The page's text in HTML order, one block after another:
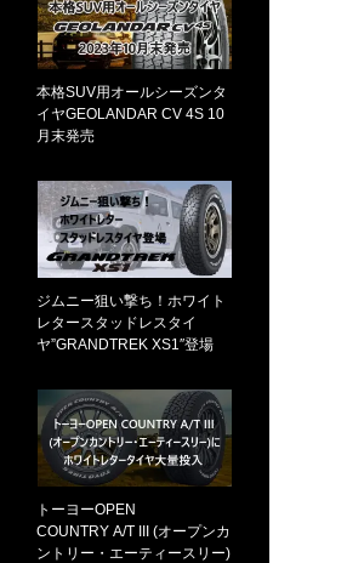
本格SUV用オールシーズンタ
イヤGEOLANDAR CV 4S 10
月末発売
ジムニー狙い撃ち！ホワイト
レタースタッドレスタイ
ヤ”GRANDTREK XS1″登場
トーヨーOPEN
COUNTRY A/T III (オープンカ
ントリー・エーティースリー)